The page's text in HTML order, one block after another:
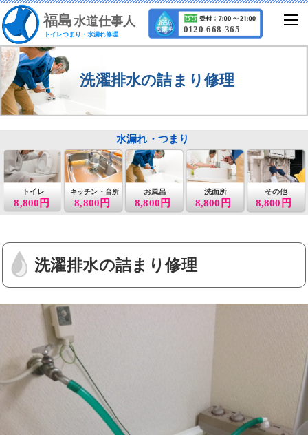
福島水道仕事人
トイレつまり・水漏れ修理
0120-668-365
洗濯排水の詰まり修理
8,800円
トイレ
8,800円
キッチン・台所 お風呂
8,800円
洗面所
8,800円
その他
8,800円
水漏れ・つまり
洗濯排水の詰まり修理